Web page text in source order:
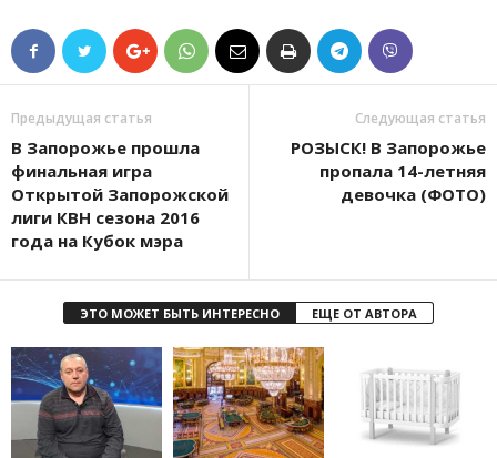
Предыдущая статья
В Запорожье прошла
финальная игра
Открытой Запорожской
лиги КВН сезона 2016
года на Кубок мэра
Следующая статья
РОЗЫСК! В Запорожье
пропала 14-летняя
девочка (ФОТО)
ЭТО МОЖЕТ БЫТЬ ИНТЕРЕСНО ЕЩЕ ОТ АВТОРА